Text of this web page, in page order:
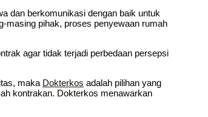
dan berkomunikasi dengan baik untuk
masing pihak, proses penyewaan rumah
agar tidak terjadi perbedaan persepsi
maka Dokterkos adalah pilihan yang
kontrakan. Dokterkos menawarkan